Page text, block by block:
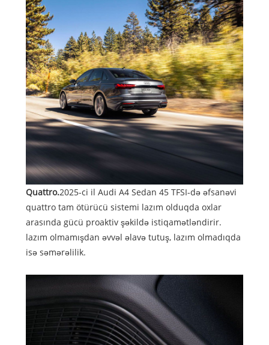
Quattro.2025-ci il Audi A4 Sedan 45 TFSI-də əfsanəvi
quattro tam ötürücü sistemi lazım olduqda oxlar
arasında gücü proaktiv şəkildə istiqamətləndirir.
lazım olmamışdan əvvəl əlavə tutuş, lazım olmadıqda
isə səmərəlilik.